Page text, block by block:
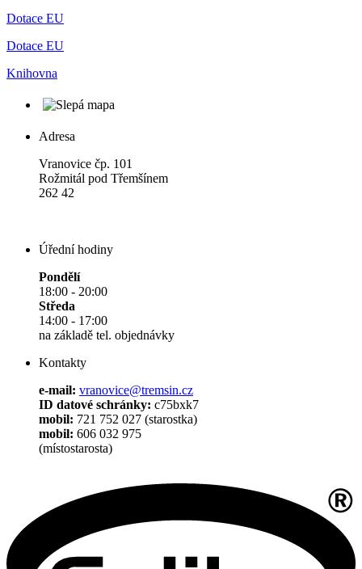
Dotace EU
Dotace EU
Knihovna
Adresa
Vranovice čp. 101
Rožmitál pod Třemšínem
262 42
Úřední hodiny
Pondělí
18:00 - 20:00
Středa
14:00 - 17:00
na základě tel. objednávky
Kontakty
e-mail: vranovice@tremsin.cz
ID datové schránky: c75bxk7
mobil: 721 752 027 (starostka)
mobil: 606 032 975
(místostarosta)